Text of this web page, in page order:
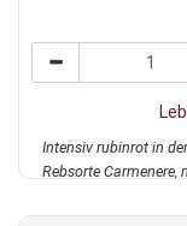
Intensiv rubinrot in
Rebsorte Carmenere,